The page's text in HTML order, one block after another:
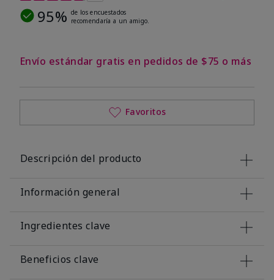
95% de los encuestados
recomendaría a un amigo.
Envío estándar gratis en pedidos de $75 o más
Favoritos
Descripción del producto
Información general
Ingredientes clave
Beneficios clave